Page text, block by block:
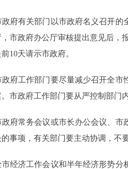
绿色北京
DEUTSCH
有关部门以市政府名义召开的
市政府办公厅审核提出意见后，
10天请示市政府。
工作部门要尽量减少召开全市
市政府工作部门要从严控制部门
常务会议或市长办公会议、市
事项，有关部门要主动协调，不
济工作会议和半年经济形势分